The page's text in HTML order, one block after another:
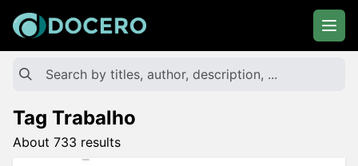
Tag Trabalho
About 733 results